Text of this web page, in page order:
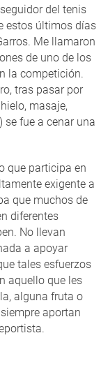
del tenis
estos últimos días
Me llamaron
de uno de los
la competición.
tras pasar por
masaje,
se fue a cenar una
que participa en
exigente a
que muchos de
diferentes
No llevan
a apoyar
tales esfuerzos
aquello que les
alguna fruta o
aportan